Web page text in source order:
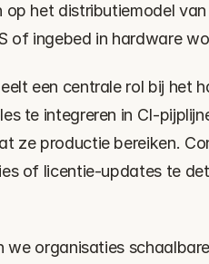
op het distributiemodel
of ingebed in hardware
een centrale rol bij het
te integreren in CI-
ze productie bereiken.
of licentie-updates te
we organisaties